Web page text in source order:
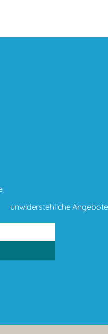
unwiderstehliche Angebote